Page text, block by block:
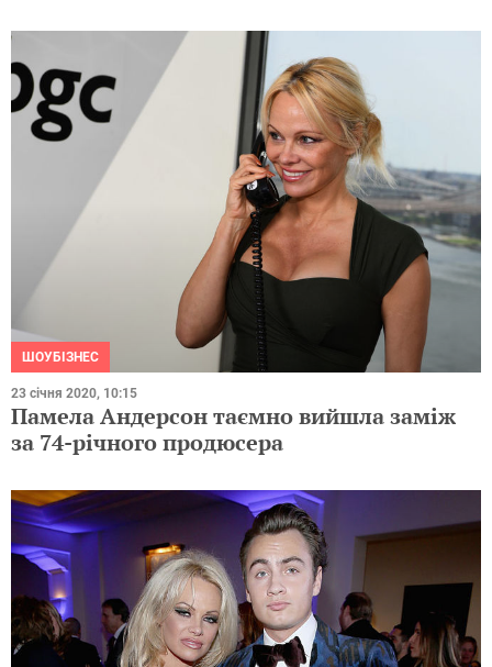
ШОУБІЗНЕС
23 січня 2020, 10:15
Памела Андерсон таємно вийшла заміж
за 74-річного продюсера